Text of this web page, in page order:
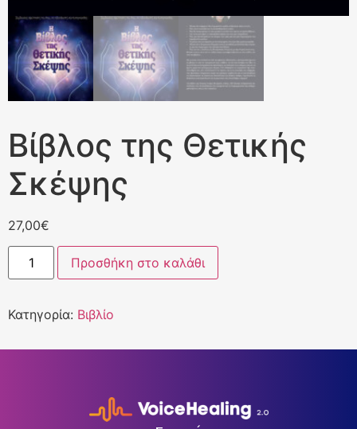
Βίβλος της Θετικής
Σκέψης
27,00€
Προσθήκη στο καλάθι
Κατηγορία: Βιβλίο